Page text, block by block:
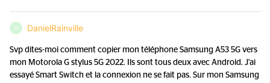
D DanielRainville
Svp dites-moi comment copier mon téléphone Samsung A53 5G vers
mon Motorola G stylus 5G 2022. Ils sont tous deux avec Android. J'ai
essayé Smart Switch et la connexion ne se fait pas. Sur mon Samsung